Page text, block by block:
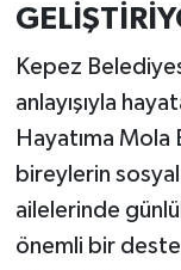
Kepez
anlayışıyla
Hayatıma
bireylerin sosyal
ailelerinde
önemli bir